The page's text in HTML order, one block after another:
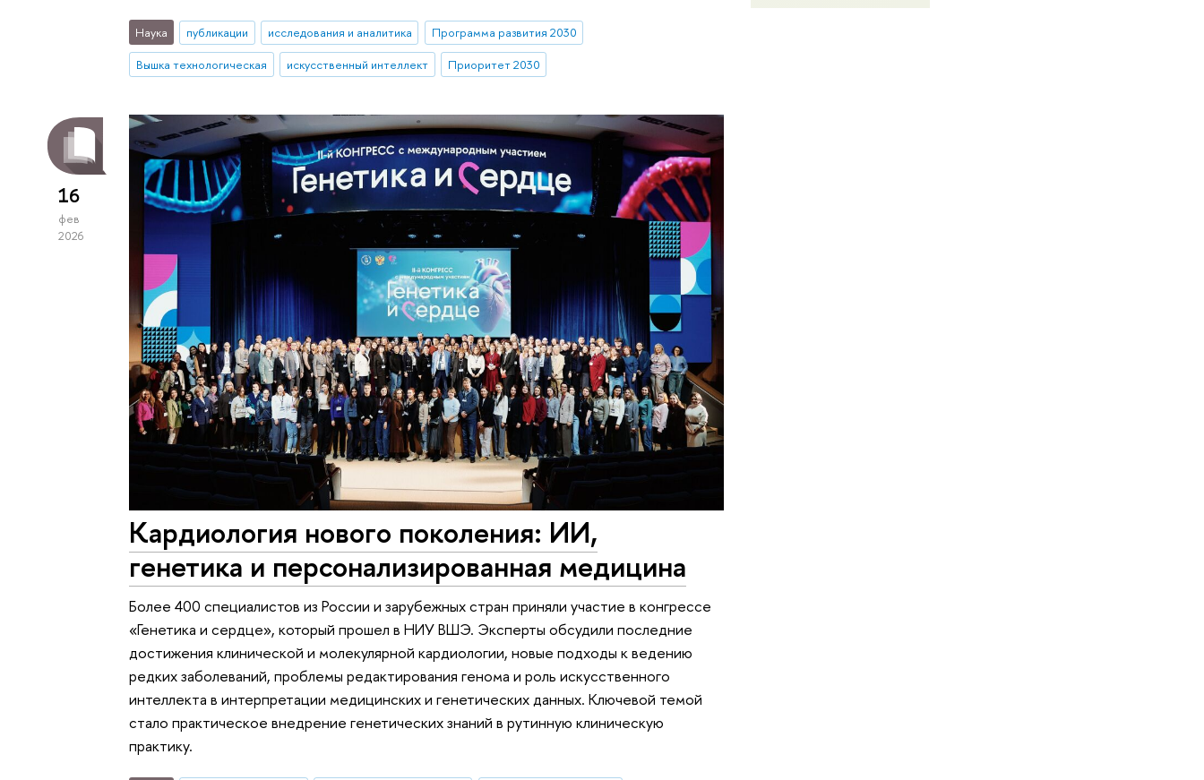
Наука публикации исследования и аналитика
Программа развития 2030
Вышка технологическая
искусственный интеллект Приоритет 2030
16
фев
2026
Кардиология нового поколения: ИИ,
генетика и персонализированная медицина
Более 400 специалистов из России и зарубежных стран приняли участие в конгрессе
«Генетика и сердце», который прошел в НИУ ВШЭ. Эксперты обсудили последние
достижения клинической и молекулярной кардиологии, новые подходы к ведению
редких заболеваний, проблемы редактирования генома и роль искусственного
интеллекта в интерпретации медицинских и генетических данных. Ключевой темой
стало практическое внедрение генетических знаний в рутинную клиническую
практику.